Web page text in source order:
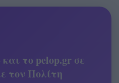
το pelop.gr σε
τον Πολίτη